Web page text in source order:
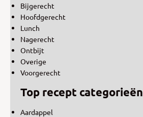
Bijgerecht
Hoofdgerecht
Lunch
Nagerecht
Ontbijt
Overige
Voorgerecht
Top recept categorieën
Aardappel